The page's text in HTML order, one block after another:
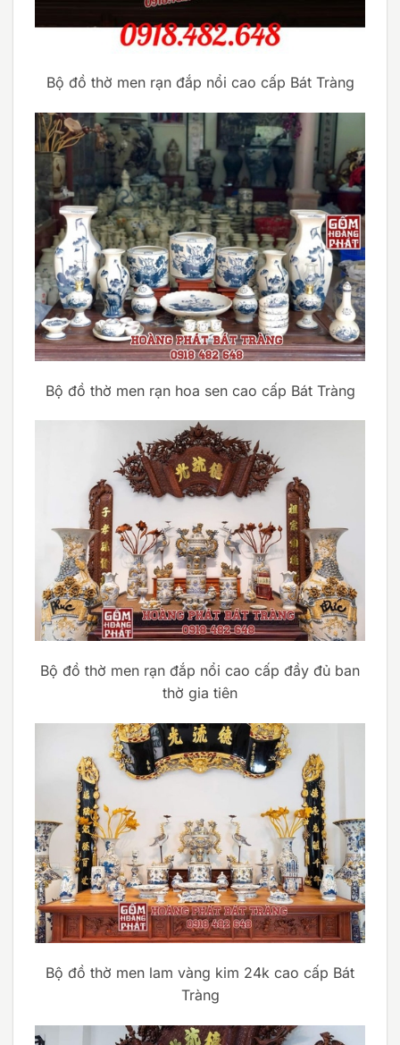
Bộ đồ thờ men rạn đắp nổi cao cấp Bát Tràng
Bộ đồ thờ men rạn hoa sen cao cấp Bát Tràng
Bộ đồ thờ men rạn đắp nổi cao cấp đầy đủ ban
thờ gia tiên
Bộ đồ thờ men lam vàng kim 24k cao cấp Bát
Tràng